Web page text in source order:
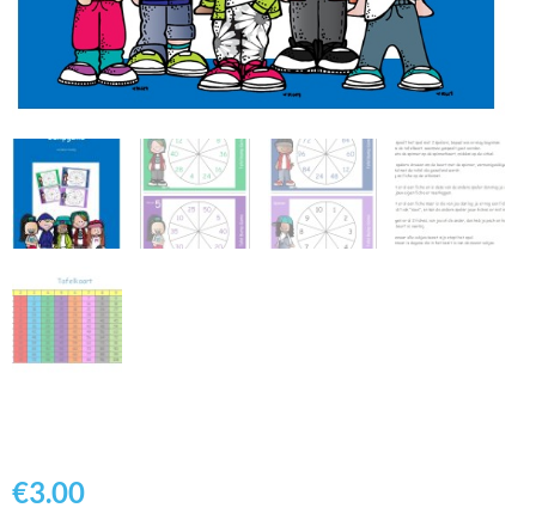
€3.00